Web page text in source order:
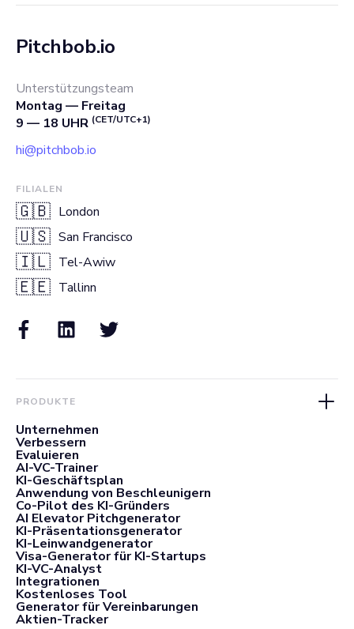
Pitchbob.io
Unterstützungsteam
Montag — Freitag
9 — 18 UHR (CET/UTC+1)
hi@pitchbob.io
FILIALEN
🇬🇧 London
🇺🇸 San Francisco
🇮🇱 Tel-Awiw
🇪🇪 Tallinn
PRODUKTE
Unternehmen
Verbessern
Evaluieren
AI-VC-Trainer
KI-Geschäftsplan
Anwendung von Beschleunigern
Co-Pilot des KI-Gründers
AI Elevator Pitchgenerator
KI-Präsentationsgenerator
KI-Leinwandgenerator
Visa-Generator für KI-Startups
KI-VC-Analyst
Integrationen
Kostenloses Tool
Generator für Vereinbarungen
Aktien-Tracker